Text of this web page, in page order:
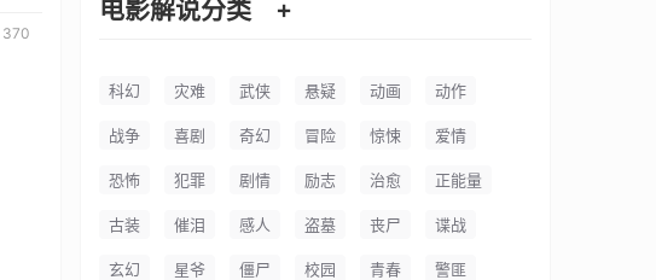
370
电影解说分类 +
科幻 灾难 武侠 悬疑 动画 动作
战争 喜剧 奇幻 冒险 惊悚 爱情
恐怖 犯罪 剧情 励志 治愈 正能量
古装 催泪 感人 盗墓 丧尸 谍战
玄幻 星爷 僵尸 校园 青春 警匪